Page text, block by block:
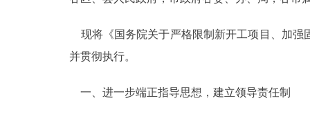
便民服务
现将《国务院关于严格限制新开工项目、加强
并贯彻执行。
一、进一步端正指导思想，建立领导责任制